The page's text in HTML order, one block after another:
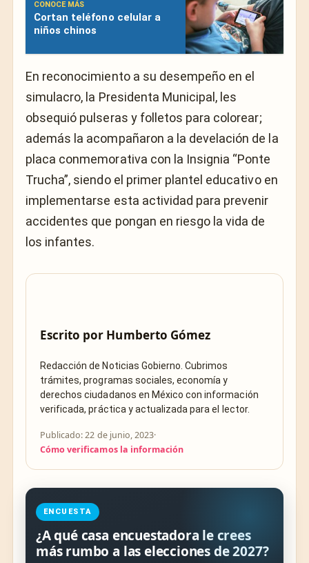
CONOCE MÁS
Cortan teléfono celular a
niños chinos
En reconocimiento a su desempeño en el
simulacro, la Presidenta Municipal, les
obsequió pulseras y folletos para colorear;
además la acompañaron a la develación de la
placa conmemorativa con la Insignia “Ponte
Trucha”, siendo el primer plantel educativo en
implementarse esta actividad para prevenir
accidentes que pongan en riesgo la vida de
los infantes.
Escrito por Humberto Gómez
Redacción de Noticias Gobierno. Cubrimos
trámites, programas sociales, economía y
derechos ciudadanos en México con información
verificada, práctica y actualizada para el lector.
Publicado: 22 de junio, 2023·
Cómo verificamos la información
ENCUESTA
¿A qué casa encuestadora le crees
más rumbo a las elecciones de 2027?